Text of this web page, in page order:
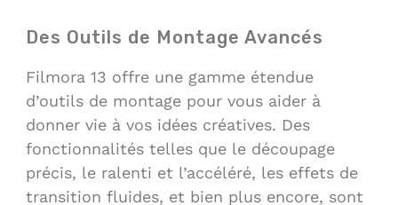
Des Outils de Montage Avancés
Filmora 13 offre une gamme étendue
d’outils de montage pour vous aider à
donner vie à vos idées créatives. Des
fonctionnalités telles que le découpage
précis, le ralenti et l’accéléré, les effets de
transition fluides, et bien plus encore, sont